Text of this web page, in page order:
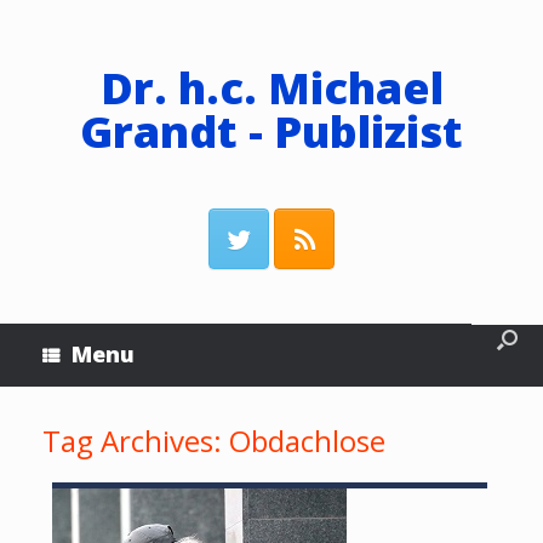
Dr. h.c. Michael
Grandt - Publizist
Menu
Tag Archives: Obdachlose